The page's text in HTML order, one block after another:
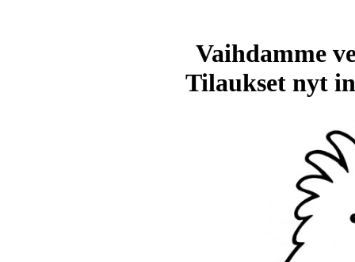
Vaihdamme
Tilaukset nyt